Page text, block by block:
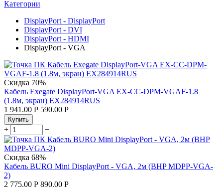
Категории
DisplayPort - DisplayPort
DisplayPort - DVI
DisplayPort - HDMI
DisplayPort - VGA
Скидка 70%
Кабель Exegate DisplayPort-VGA EX-CC-DPM-VGAF-1.8
(1.8м, экран) EX284914RUS
1 941.00 Р 590.00 Р
Купить
+ −
Скидка 68%
Кабель BURO Mini DisplayPort - VGA, 2м (BHP MDPP-VGA-
2)
2 775.00 Р 890.00 Р